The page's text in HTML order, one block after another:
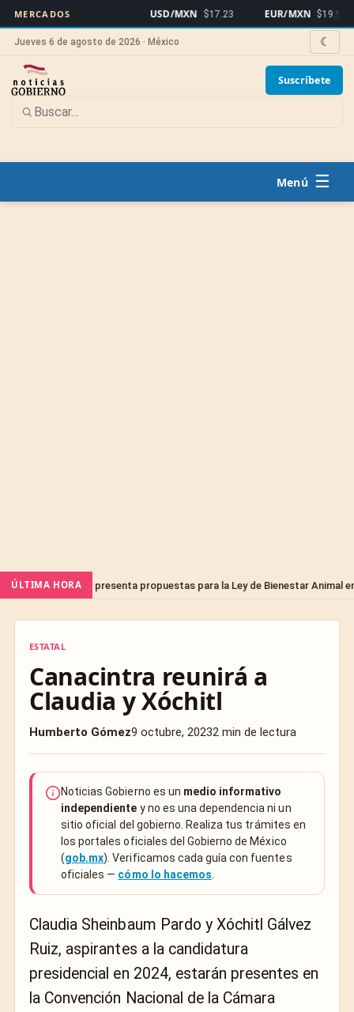
MERCADOS USD/MXN $17.23 EUR/MXN $19.91
Jueves 6 de agosto de 2026 · México ☾
Suscríbete
☰
ÚLTIMA HORA
presenta propuestas para la Ley de Bienestar Animal en Querétaro
ESTATAL
Canacintra reunirá a
Claudia y Xóchitl
Humberto Gómez9 octubre, 20232 min de lectura
Noticias Gobierno es un medio informativo
independiente y no es una dependencia ni un
sitio oficial del gobierno. Realiza tus trámites en
los portales oficiales del Gobierno de México
(gob.mx). Verificamos cada guía con fuentes
oficiales — cómo lo hacemos
Claudia Sheinbaum Pardo y Xóchitl Gálvez
Ruiz, aspirantes a la candidatura
presidencial en 2024, estarán presentes en
la Convención Nacional de la Cámara